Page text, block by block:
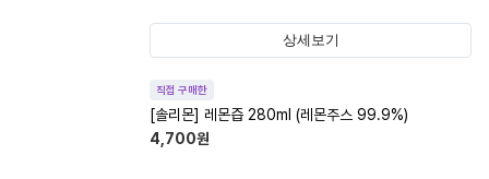
상세보기
직접 구매한
[솔리몬] 레몬즙 280ml (레몬주스 99.9%)
4,700원